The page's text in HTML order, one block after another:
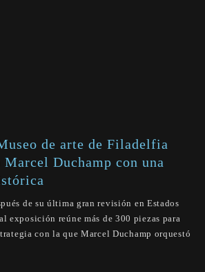
de arte de Filadelfia
Duchamp con una
de su última gran revisión en Estados
exposición reúne más de 300 piezas para
con la que Marcel Duchamp orquestó